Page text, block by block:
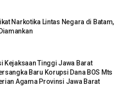
Narkotika Lintas Negara di Batam,
Kejaksaan Tinggi Jawa Barat
Baru Korupsi Dana BOS Mts
Agama Provinsi Jawa Barat